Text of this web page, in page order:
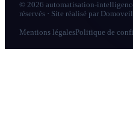
© 2026 automatisation-
réservés · Site réalisé par
Mentions légales Politique de